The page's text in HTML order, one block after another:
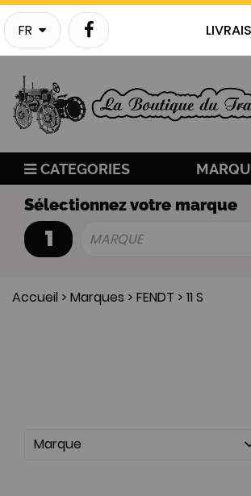
FR
CATEGORIES
Sélectionnez votre marque
1 MARQUE
Accueil > Marques > FENDT > 11 S
Marque